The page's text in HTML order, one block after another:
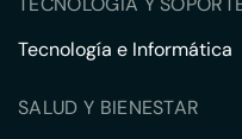
Tecnología e Informática
SALUD Y BIENESTAR